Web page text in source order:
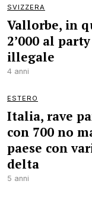
SVIZZERA
Vallorbe, in
2’000 al party
illegale
4 anni
ESTERO
Italia, rave
con 700 no
paese con
delta
5 anni